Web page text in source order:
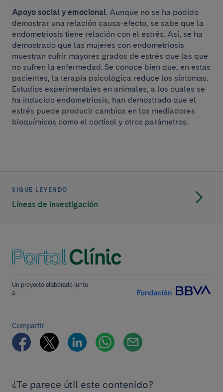
Apoyo social y emocional. Aunque no se ha podido
demostrar una relación causa-efecto, se sabe que la
endometriosis tiene relación con el estrés. Así, se ha
demostrado que las mujeres con endometriosis
muestran sufrir mayores grados de estrés que las que
no sufren la enfermedad. Se conoce bien que, en estas
pacientes, la terapia psicológica reduce los síntomas.
Estudios experimentales en animales, a los cuales se
ha inducido endometriosis, han demostrado que el
estrés puede producir cambios en los mediadores
bioquímicos como el cortisol y otros parámetros.
SIGUE LEYENDO
Líneas de investigación
Un proyecto elaborado junto
a
Compartir
¿Te parece útil este contenido?